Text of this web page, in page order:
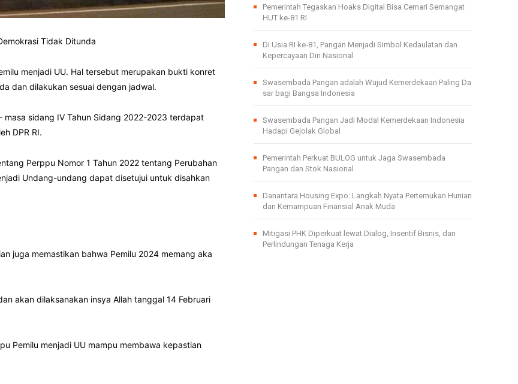
Tidak Ditunda
menjadi UU. Hal tersebut merupakan bukti konret
dan dilakukan sesuai dengan jadwal.
sidang IV Tahun Sidang 2022-2023 terdapat
DPR RI.
Perppu Nomor 1 Tahun 2022 tentang Perubahan
Undang-undang dapat disetujui untuk disahkan
juga memastikan bahwa Pemilu 2024 memang aka
akan dilaksanakan insya Allah tanggal 14 Februari
Pemilu menjadi UU mampu membawa kepastian
Pemerintah Tegaskan Hoaks Digital Bisa Cemari Semangat
HUT ke-81 RI
Di Usia RI ke-81, Pangan Menjadi Simbol Kedaulatan dan
Kepercayaan Diri Nasional
Swasembada Pangan adalah Wujud Kemerdekaan Paling Da
sar bagi Bangsa Indonesia
Swasembada Pangan Jadi Modal Kemerdekaan Indonesia
Hadapi Gejolak Global
Pemerintah Perkuat BULOG untuk Jaga Swasembada
Pangan dan Stok Nasional
Danantara Housing Expo: Langkah Nyata Pertemukan Hunian
dan Kemampuan Finansial Anak Muda
Mitigasi PHK Diperkuat lewat Dialog, Insentif Bisnis, dan
Perlindungan Tenaga Kerja